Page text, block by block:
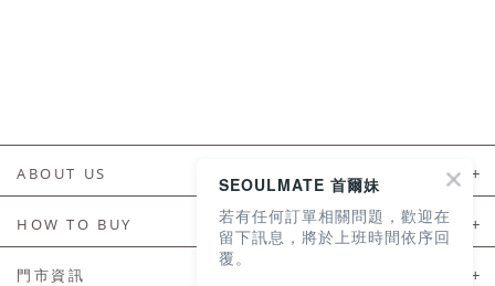
ABOUT US
HOW TO BUY
如何購買
門市資訊
SEOULMATE 首爾妹
若有任何訂單相關問題，歡迎在
留下訊息，將於上班時間依序回
覆。